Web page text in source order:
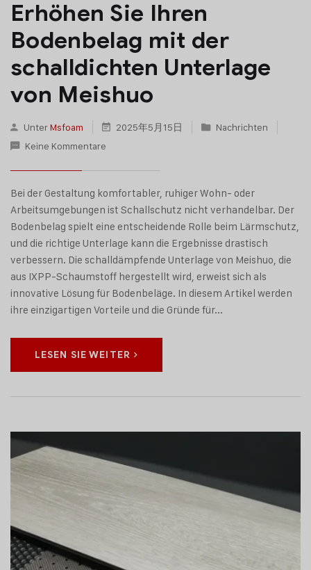
Erhöhen Sie Ihren
Bodenbelag mit der
schalldichten Unterlage
von Meishuo
UnterMsfoam 2025年5月15日
Nachrichten
Keine Kommentare
Bei der Gestaltung komfortabler, ruhiger Wohn- oder
Arbeitsumgebungen ist Schallschutz nicht verhandelbar. Der
Bodenbelag spielt eine entscheidende Rolle beim Lärmschutz,
und die richtige Unterlage kann die Ergebnisse drastisch
verbessern. Die schalldämpfende Unterlage von Meishuo, die
aus IXPP-Schaumstoff hergestellt wird, erweist sich als
innovative Lösung für Bodenbeläge. In diesem Artikel werden
ihre einzigartigen Vorteile und die Gründe für...
LESEN SIE WEITER